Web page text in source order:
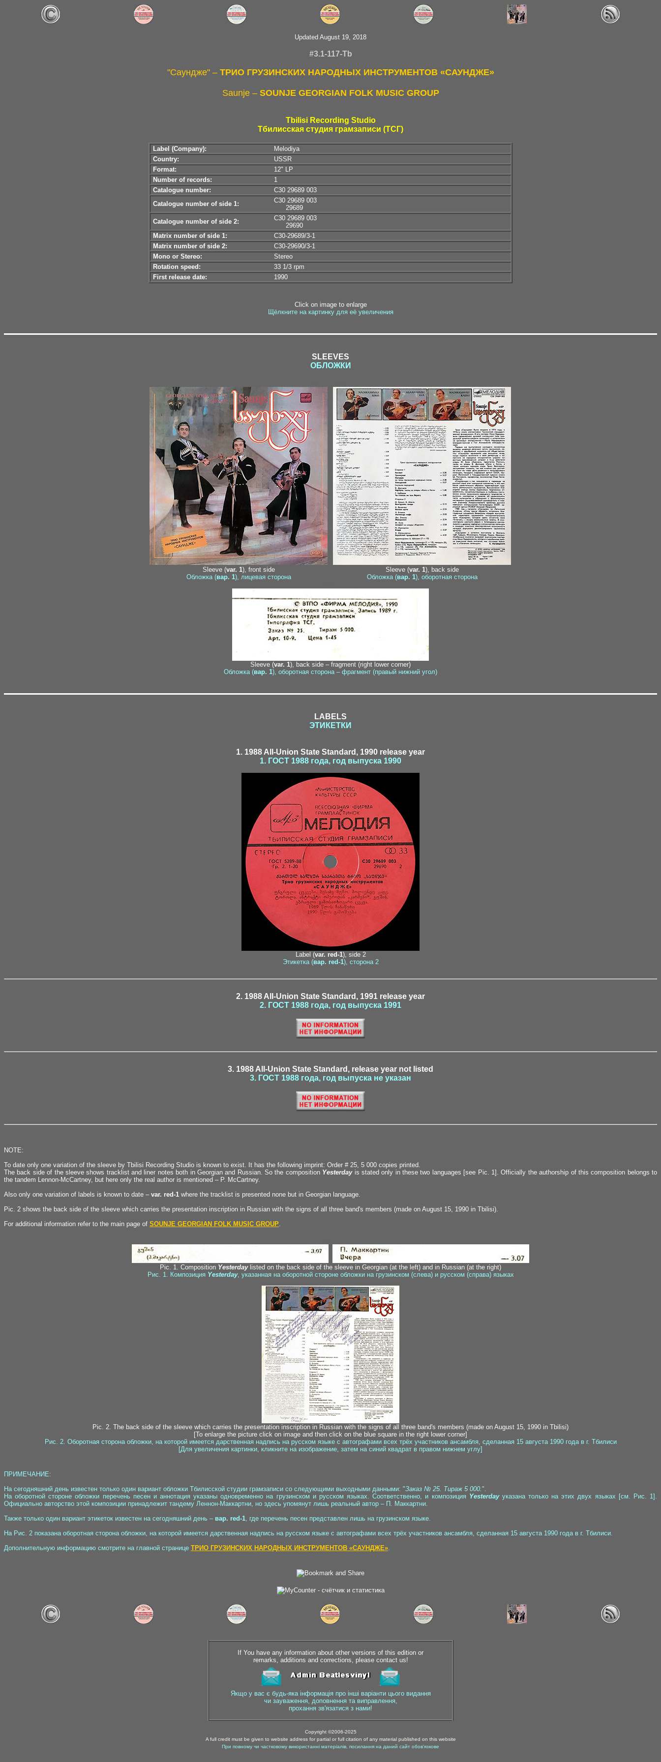
Updated August 19, 2018
#3.1-117-Tb
"Саундже" – ТРИО ГРУЗИНСКИХ НАРОДНЫХ ИНСТРУМЕНТОВ «САУНДЖЕ»
Saunje – SOUNJE GEORGIAN FOLK MUSIC GROUP
Tbilisi Recording Studio
Тбилисская студия грамзаписи (ТСГ)
Label (Company):
Melodiya
Country:
USSR
Format:
12" LP
Number of records:
1
Catalogue number:
C30 29689 003
Catalogue number of side 1:
C30 29689 003
29689
Catalogue number of side 2:
C30 29689 003
29690
Matrix number of side 1:
C30-29689/3-1
Matrix number of side 2:
C30-29690/3-1
Mono or Stereo:
Stereo
Rotation speed:
33 1/3 rpm
First release date:
1990
Click on image to enlarge
Щёлкните на картинку для её увеличения
SLEEVES
ОБЛОЖКИ
Sleeve (var. 1), front side
Обложка (вар. 1), лицевая сторона
Sleeve (var. 1), back side
Обложка (вар. 1), оборотная сторона
Sleeve (var. 1), back side – fragment (right lower corner)
Обложка (вар. 1), оборотная сторона – фрагмент (правый нижний угол)
LABELS
ЭТИКЕТКИ
1. 1988 All-Union State Standard, 1990 release year
1. ГОСТ 1988 года, год выпуска 1990
Label (var. red-1), side 2
Этикетка (вар. red-1), сторона 2
2. 1988 All-Union State Standard, 1991 release year
2. ГОСТ 1988 года, год выпуска 1991
3. 1988 All-Union State Standard, release year not listed
3. ГОСТ 1988 года, год выпуска не указан
NOTE:
To date only one variation of the sleeve by Tbilisi Recording Studio is known to exist. It has the following imprint: Order # 25, 5 000 copies printed.
The back side of the sleeve shows tracklist and liner notes both in Georgian and Russian. So the composition Yesterdayis stated only in these two languages [see Pic. 1]. Officially the authorship of this composition belongs to
the tandem Lennon-McCartney, but here only the real author is mentioned – P. McCartney.
Also only one variation of labels is known to date – var. red-1 where the tracklist is presented none but in Georgian language.
Pic. 2 shows the back side of the sleeve which carries the presentation inscription in Russian with the signs of all three band's members (made on August 15, 1990 in Tbilisi).
For additional information refer to the main page of SOUNJE GEORGIAN FOLK MUSIC GROUP.
Pic. 1. Composition Yesterdaylisted on the back side of the sleeve in Georgian (at the left) and in Russian (at the right)
Рис. 1. Композиция Yesterday, указанная на оборотной стороне обложки на грузинском (слева) и русском (справа) языках
Pic. 2. The back side of the sleeve which carries the presentation inscription in Russian with the signs of all three band's members (made on August 15, 1990 in Tbilisi)
[To enlarge the picture click on image and then click on the blue square in the right lower corner]
Рис. 2. Оборотная сторона обложки, на которой имеется дарственная надпись на русском языке с автографами всех трёх участников ансамбля, сделанная 15 августа 1990 года в г. Тбилиси
[Для увеличения картинки, кликните на изображение, затем на синий квадрат в правом нижнем углу]
ПРИМЕЧАНИЕ:
На сегодняшний день известен только один вариант обложки Тбилисской студии грамзаписи со следующими выходными данными: "Заказ № 25. Тираж 5 000.".
На оборотной стороне обложки перечень песен и аннотация указаны одновременно на грузинском и русском языках. Соответственно, и композиция Yesterdayуказана только на этих двух языках [см. Рис. 1].
Официально авторство этой композиции принадлежит тандему Леннон-Маккартни, но здесь упомянут лишь реальный автор – П. Маккартни.
Также только один вариант этикеток известен на сегодняшний день – вар. red-1, где перечень песен представлен лишь на грузинском языке.
На Рис. 2 показана оборотная сторона обложки, на которой имеется дарственная надпись на русском языке с автографами всех трёх участников ансамбля, сделанная 15 августа 1990 года в г. Тбилиси.
Дополнительную информацию смотрите на главной странице ТРИО ГРУЗИНСКИХ НАРОДНЫХ ИНСТРУМЕНТОВ «САУНДЖЕ».